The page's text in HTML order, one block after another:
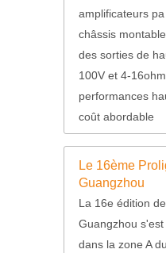
amplificateurs
châssis
des sorties de
100V et 4-
performances
coût abordable
Le 16ème
Guangzhou
La 16e édition
Guangzhou
dans la zone A